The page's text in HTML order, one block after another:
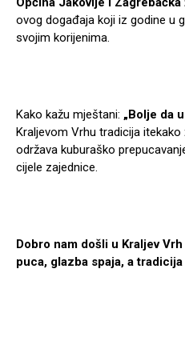
ovog događaja koji iz godine u
svojim korijenima.
Kako kažu mještani: „Bolje da
Kraljevom Vrhu tradicija itekako
održava kuburaško
cijele zajednice.
Dobro nam došli u Kraljev
puca, glazba spaja, a